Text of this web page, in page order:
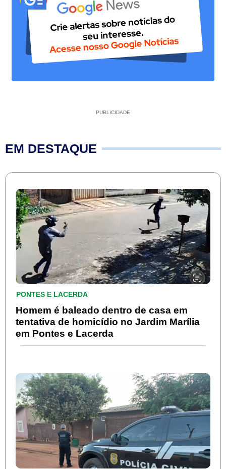
PUBLICIDADE
EM DESTAQUE
PONTES E LACERDA
Homem é baleado dentro de casa em
tentativa de homicídio no Jardim Marília
em Pontes e Lacerda